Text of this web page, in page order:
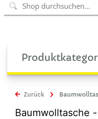
Zurück
Baumwolltasche